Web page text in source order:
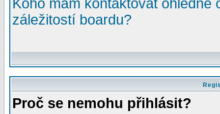
Koho mám kontaktovat
záležitostí boardu?
Proč se nemohu přihlásit?